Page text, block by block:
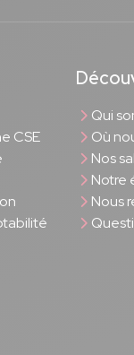
CSE
Qui
Où
Nos
Notre
Nous